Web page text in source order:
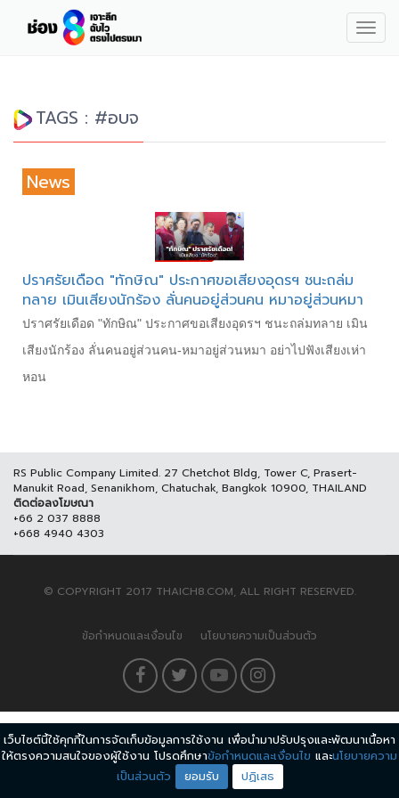
TAGS : #อบจ
News
ปราศรัยเดือด "ทักษิณ" ประกาศขอเสียงอุดรฯ ชนะถล่ม
ทลาย เมินเสียงนักร้อง ลั่นคนอยู่ส่วนคน หมาอยู่ส่วนหมา
ปราศรัยเดือด "ทักษิณ" ประกาศขอเสียงอุดรฯ ชนะถล่มทลาย เมิน
เสียงนักร้อง ลั่นคนอยู่ส่วนคน-หมาอยู่ส่วนหมา อย่าไปฟังเสียงเห่า
หอน
RS Public Company Limited. 27 Chetchot Bldg, Tower C, Prasert-
Manukit Road, Senanikhom, Chatuchak, Bangkok 10900, THAILAND
ติดต่อลงโฆษณา
+66 2 037 8888
+668 4940 4303
© COPYRIGHT 2017 THAICH8.COM, ALL RIGHT RESERVED.
ข้อกำหนดและเงื่อนไข นโยบายความเป็นส่วนตัว
เว็บไซต์นี้ใช้คุกกี้ในการจัดเก็บข้อมูลการใช้งาน เพื่อนำมาปรับปรุงและพัฒนาเนื้อหา
ให้ตรงความสนใจของผู้ใช้งาน โปรดศึกษาข้อกำหนดและเงื่อนไข และนโยบายความ
เป็นส่วนตัว
ยอมรับ ปฏิเสธ